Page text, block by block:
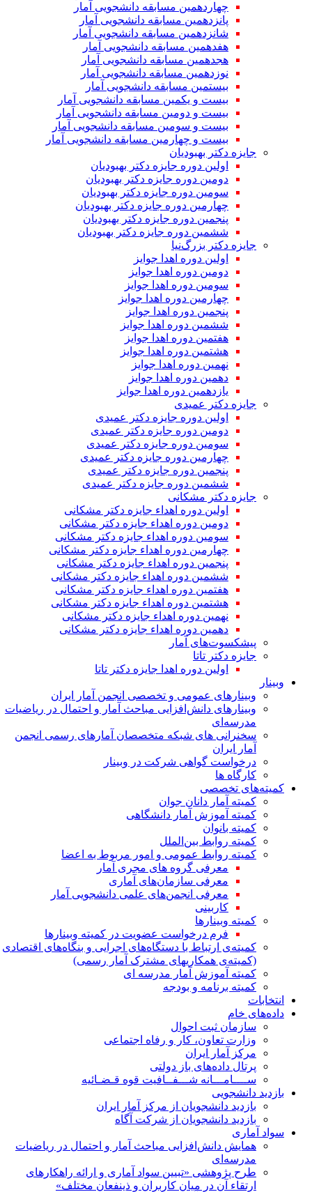
چهاردهمین مسابقه دانشجویی آمار
پانزدهمین مسابقه دانشجویی آمار
شانزدهمین مسابقه دانشجویی آمار
هفدهمین مسابقه دانشجویی آمار
هجدهمین مسابقه دانشجویی آمار
نوزدهمین مسابقه دانشجویی آمار
بیستمین مسابقه دانشجویی آمار
بیست و یکمین مسابقه دانشجویی آمار
بیست و دومین مسابقه دانشجویی آمار
بیست و سومین مسابقه دانشجویی آمار
بیست و چهارمین مسابقه دانشجویی آمار
جایزه دکتر بهبودیان
اولین دوره جایزه دکتر بهبودیان
دومین دوره جایزه دکتر بهبودیان
سومین دوره جایزه دکتر بهبودیان
چهارمین دوره جایزه دکتر بهبودیان
پنجمین دوره جایزه دکتر بهبودیان
ششمین دوره جایزه دکتر بهبودیان
جایزه دکتر بزرگ‌نیا
اولین دوره اهدا جوایز
دومین دوره اهدا جوایز
سومین دوره اهدا جوایز
چهارمین دوره اهدا جوایز
پنجمین دوره اهدا جوایز
ششمین دوره اهدا جوایز
هفتمین دوره اهدا جوایز
هشتمین دوره اهدا جوایز
نهمین دوره اهدا جوایز
دهمین دوره اهدا جوایز
یازدهمین دوره اهدا جوایز
جایزه دکتر عمیدی
اولین دوره جایزه دکتر عمیدی
دومین دوره جایزه دکتر عمیدی
سومین دوره جایزه دکتر عمیدی
چهارمین دوره جایزه دکتر عمیدی
پنجمین دوره جایزه دکتر عمیدی
ششمین دوره جایزه دکتر عمیدی
جایزه دکتر مشکانی
اولین دوره اهداء جایزه دکتر مشکانی
دومین دوره اهداء جایزه دکتر مشکانی
سومین دوره اهداء جایزه دکتر مشکانی
چهارمین دوره اهداء جایزه دکتر مشکانی
پنجمین دوره اهداء جایزه دکتر مشکانی
ششمین دوره اهداء جایزه دکتر مشکانی
هفتمین دوره اهداء جایزه دکتر مشکانی
هشتمین دوره اهداء جایزه دکتر مشکانی
نهمین دوره اهداء جایزه دکتر مشکانی
دهمین دوره اهداء جایزه دکتر مشکانی
پیشکسوت‌های آمار
جایزه دکتر تاتا
اولین دوره اهدا جایزه دکتر تاتا
وبینار
وبینارهای عمومی و تخصصی انجمن آمار ایران
وبینارهای دانش‌افزایی مباحث آمار و احتمال در ریاضیات
مدرسه‌ای
سخنرانی های شبکه متخصصان آمارهای رسمی انجمن
آمار ایران
درخواست گواهی شرکت در وبینار
کارگاه ها
کمیته‌های تخصصی
کمیته آمار دانان جوان
کمیته آموزش آمار دانشگاهی
کمیته بانوان
کمیته روابط بین‌الملل
کمیته روابط عمومی و امور مربوط به اعضا
معرفی گروه های مجری آمار
معرفی سازمان‌های آماری
معرفی انجمن‌های علمی دانشجویی آمار
کاربینی
کمیته وبینارها
فرم درخواست عضویت در کمیته وبینارها
کمیته‌ی ارتباط با دستگاه‌های اجرایی و بنگاه‌های اقتصادی
(کمیته‌ی همکاریهای مشترک آمار رسمی)
کمیته آموزش آمار مدرسه ای
کمیته برنامه و بودجه
انتخابات
داده‌های خام
سازمان ثبت احوال
وزارت تعاون، کار و رفاه اجتماعی
مرکز آمار ایران
پرتال داده‌های باز دولتی
ســــامـــانه شـــفــافیت قوه قـضـائیه
بازدید دانشجویی
بازدید دانشجویان از مرکز آمار ایران
بازدید دانشجویان از شرکت آگاه
سواد آماری
همایش دانش‌افزایی مباحث آمار و احتمال در ریاضیات
مدرسه‌ای
طرح پژوهشی «تبیین سواد آماری و ارائه راهکارهای
ارتقاء آن در میان کاربران و ذینفعان مختلف»